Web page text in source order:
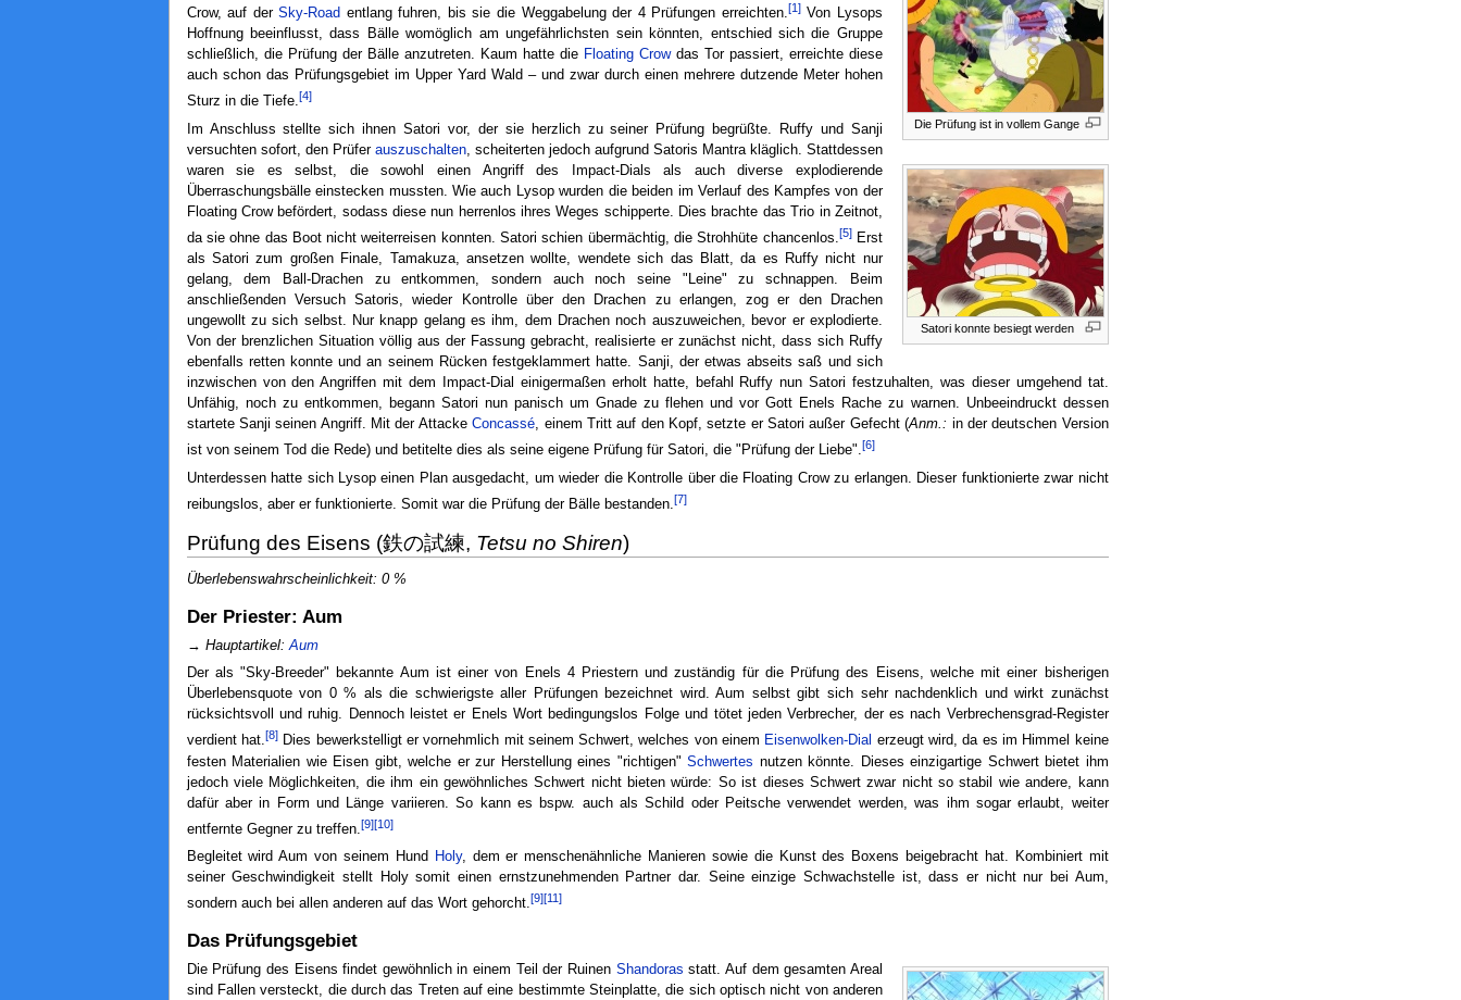
Die Prüfung ist in vollem Gange
Satori konnte besiegt werden
Crow, auf derSky-Road entlang fuhren, bis sie die Weggabelung der 4 Prüfungen erreichten.[1]Von Lysops
Hoffnung beeinflusst, dass Bälle womöglich am ungefährlichsten sein könnten, entschied sich die Gruppe
schließlich, die Prüfung der Bälle anzutreten. Kaum hatte die Floating Crowdas Tor passiert, erreichte diese
auch schon das Prüfungsgebiet im Upper Yard Wald – und zwar durch einen mehrere dutzende Meter hohen
Sturz in die Tiefe.[4]
Im Anschluss stellte sich ihnen Satori vor, der sie herzlich zu seiner Prüfung begrüßte. Ruffy und Sanji
versuchten sofort, den Prüfer auszuschalten, scheiterten jedoch aufgrund Satoris Mantra kläglich. Stattdessen
waren sie es selbst, die sowohl einen Angriff des Impact-Dials als auch diverse explodierende
Überraschungsbälle einstecken mussten. Wie auch Lysop wurden die beiden im Verlauf des Kampfes von der
Floating Crow befördert, sodass diese nun herrenlos ihres Weges schipperte. Dies brachte das Trio in Zeitnot,
da sie ohne das Boot nicht weiterreisen konnten. Satori schien übermächtig, die Strohhüte chancenlos.[5]Erst
als Satori zum großen Finale, Tamakuza, ansetzen wollte, wendete sich das Blatt, da es Ruffy nicht nur
gelang, dem Ball-Drachen zu entkommen, sondern auch noch seine "Leine" zu schnappen. Beim
anschließenden Versuch Satoris, wieder Kontrolle über den Drachen zu erlangen, zog er den Drachen
ungewollt zu sich selbst. Nur knapp gelang es ihm, dem Drachen noch auszuweichen, bevor er explodierte.
Von der brenzlichen Situation völlig aus der Fassung gebracht, realisierte er zunächst nicht, dass sich Ruffy
ebenfalls retten konnte und an seinem Rücken festgeklammert hatte. Sanji, der etwas abseits saß und sich
inzwischen von den Angriffen mit dem Impact-Dial einigermaßen erholt hatte, befahl Ruffy nun Satori festzuhalten, was dieser umgehend tat.
Unfähig, noch zu entkommen, begann Satori nun panisch um Gnade zu flehen und vor Gott Enels Rache zu warnen. Unbeeindruckt dessen
startete Sanji seinen Angriff. Mit der AttackeConcassé, einem Tritt auf den Kopf, setzte er Satori außer Gefecht (Anm.: in der deutschen Version
ist von seinem Tod die Rede) und betitelte dies als seine eigene Prüfung für Satori, die "Prüfung der Liebe".[6]
Unterdessen hatte sich Lysop einen Plan ausgedacht, um wieder die Kontrolle über die Floating Crow zu erlangen. Dieser funktionierte zwar nicht
reibungslos, aber er funktionierte. Somit war die Prüfung der Bälle bestanden.[7]
Prüfung des Eisens (鉄の試練, Tetsu no Shiren)
Überlebenswahrscheinlichkeit: 0 %
Der Priester: Aum
→ Hauptartikel:Aum
Der als "Sky-Breeder" bekannte Aum ist einer von Enels 4 Priestern und zuständig für die Prüfung des Eisens, welche mit einer bisherigen
Überlebensquote von 0 % als die schwierigste aller Prüfungen bezeichnet wird. Aum selbst gibt sich sehr nachdenklich und wirkt zunächst
rücksichtsvoll und ruhig. Dennoch leistet er Enels Wort bedingungslos Folge und tötet jeden Verbrecher, der es nach Verbrechensgrad-Register
verdient hat.[8]Dies bewerkstelligt er vornehmlich mit seinem Schwert, welches von einem Eisenwolken-Dial erzeugt wird, da es im Himmel keine
festen Materialien wie Eisen gibt, welche er zur Herstellung eines "richtigen"Schwertes nutzen könnte. Dieses einzigartige Schwert bietet ihm
jedoch viele Möglichkeiten, die ihm ein gewöhnliches Schwert nicht bieten würde: So ist dieses Schwert zwar nicht so stabil wie andere, kann
dafür aber in Form und Länge variieren. So kann es bspw. auch als Schild oder Peitsche verwendet werden, was ihm sogar erlaubt, weiter
entfernte Gegner zu treffen.[9][10]
Begleitet wird Aum von seinem Hund Holy, dem er menschenähnliche Manieren sowie die Kunst des Boxens beigebracht hat. Kombiniert mit
seiner Geschwindigkeit stellt Holy somit einen ernstzunehmenden Partner dar. Seine einzige Schwachstelle ist, dass er nicht nur bei Aum,
sondern auch bei allen anderen auf das Wort gehorcht.[9][11]
Das Prüfungsgebiet
Die Prüfung des Eisens findet gewöhnlich in einem Teil der Ruinen Shandoras statt. Auf dem gesamten Areal
sind Fallen versteckt, die durch das Treten auf eine bestimmte Steinplatte, die sich optisch nicht von anderen